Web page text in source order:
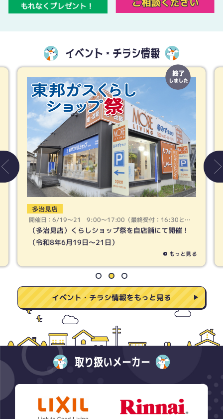
イベント・チラシ情報
春日井店
開催日：6/19〜21 9:00〜17:00（最終受付：16:30とな
ります）
（春日井店）くらしショップ祭を自店舗にて開催！
（令和8年6月19日〜21日）
もっと見る
イベント・チラシ情報をもっと見る
取り扱いメーカー